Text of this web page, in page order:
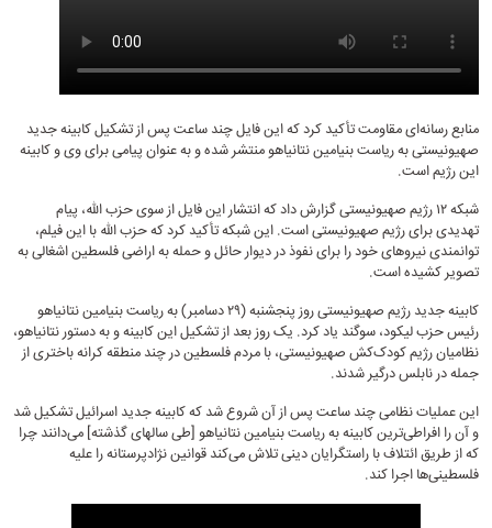
منابع رسانه‌ای مقاومت تأکید کرد که این فایل چند ساعت پس از تشکیل کابینه جدید
صهیونیستی به ریاست بنیامین نتانیاهو منتشر شده و به عنوان پیامی برای وی و کابینه
این رژیم است.
شبکه ۱۲ رژیم صهیونیستی گزارش داد که انتشار این فایل از سوی حزب الله، پیام
تهدیدی برای رژیم صهیونیستی است. این شبکه تأکید کرد که حزب الله با این فیلم،
توانمندی نیروهای خود را برای نفوذ در دیوار حائل و حمله به اراضی فلسطین اشغالی به
تصویر کشیده است.
کابینه جدید رژیم صهیونیستی روز پنجشنبه (۲۹ دسامبر) به ریاست بنیامین نتانیاهو
رئیس حزب لیکود، سوگند یاد کرد. یک روز بعد از تشکیل این کابینه و به دستور نتانیاهو،
نظامیان رژیم کودک‌کش صهیونیستی، با مردم فلسطین در چند منطقه کرانه باختری از
جمله در نابلس درگیر شدند.
این عملیات نظامی چند ساعت پس از آن شروع شد که کابینه جدید اسرائیل تشکیل شد
و آن را افراطی‌ترین کابینه به ریاست بنیامین نتانیاهو [طی سالهای گذشته] می‌دانند چرا
که از طریق ائتلاف با راستگرایان دینی تلاش می‌کند قوانین نژادپرستانه را علیه
فلسطینی‌ها اجرا کند.